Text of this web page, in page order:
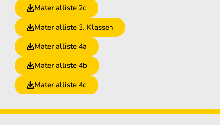
Materialliste 2c
Materialliste 3. Klassen
Materialliste 4a
Materialliste 4b
Materialliste 4c